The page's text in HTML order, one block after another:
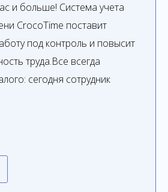
и больше! Система учета
CrocoTime поставит
под контроль и повысит
труда.Все всегда
сегодня сотрудник